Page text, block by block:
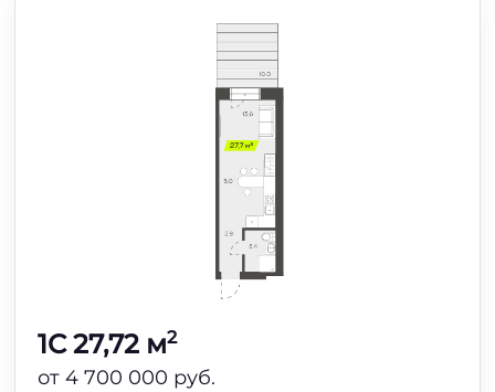
1C 27,72 м2
от 4 700 000 руб.